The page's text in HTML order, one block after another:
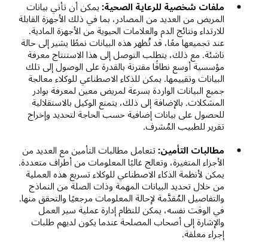
ملفات شخصية للرعاية الصحية: يمكن أن تأتي بيانات
المريض من العديد من المصادر، بما في ذلك الأجهزة القابلة
للارتداء ونتائج الدم والعلامات الحيوية من الأجهزة المادية.
عند تجميعها معًا، قد تُظهر هذه البيانات نمطًا يشير إلى حالة
ناشئة. مع ذلك، يتطلب التوصل إلى هذا الاستنتاج معرفة
مؤسسية أوسع نطاقًا مقترنة بالقدرة على الوصول إلى تلك
البيانات وتقييمها. يمكن للذكاء الاصطناعي للوكلاء معالجة
جميع البيانات الواردة بسرعة لمريض معين لمعرفة بوادر
المشكلات. بالإضافة إلى ذلك، يتمتع الوكيل بالاستقلالية
للحصول على بيانات إضافية حسب الحاجة لتحديد وإخراج
تقرير للطبيب المُشرف.
مطالبات التأمين: تتعامل مطالبات التأمين مع العديد من
الأجزاء المتغيرة، وتعالج غالبًا المعلومات من أطراف متعددة.
يمكن لأنظمة الذكاء الاصطناعي للوكلاء تسريع هذه العملية
من خلال تحديد البيانات المهمة وذات الصلة من النماذج
والتفاصيل المُقدَّمة لإحالة المعلومات مرجعيًا والتحقق منها.
في الوقت نفسه، يمكن للنظام إدارة عملية سير العمل
والإشارة إلى أصحاب المصلحة عندما يكون لديهم طلبات
إجراء معلقة.